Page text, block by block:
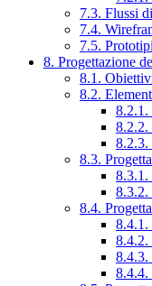
7.3. Flussi
7.4.
7.5.
8. Progettazione
8.1.
8.2.
8.2.1.
8.2.2.
8.2.3.
8.3.
8.3.1.
8.3.2.
8.4.
8.4.1.
8.4.2.
8.4.3.
8.4.4.